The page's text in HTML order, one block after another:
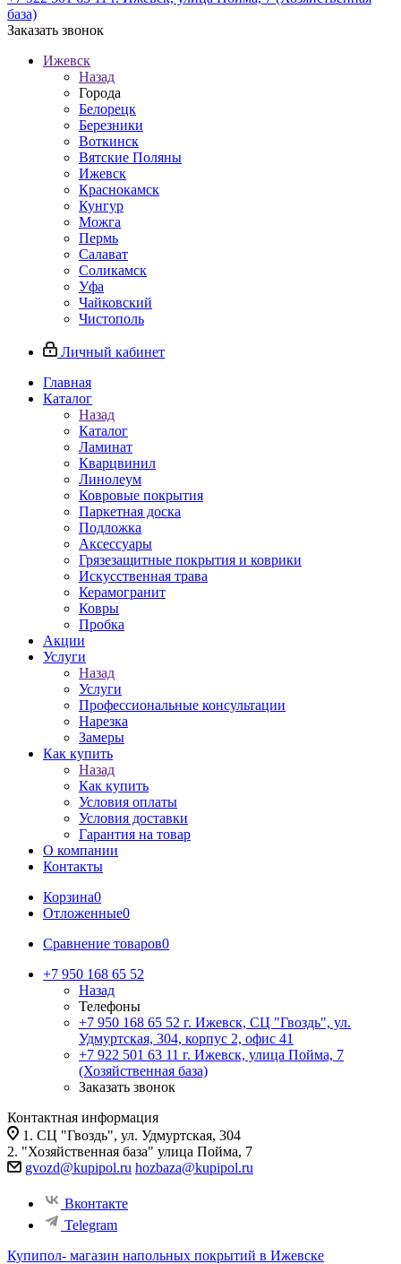
база)
Заказать звонок
Ижевск
Назад
Города
Белорецк
Березники
Воткинск
Вятские Поляны
Ижевск
Краснокамск
Кунгур
Можга
Пермь
Салават
Соликамск
Уфа
Чайковский
Чистополь
Личный кабинет
Главная
Каталог
Назад
Каталог
Ламинат
Кварцвинил
Линолеум
Ковровые покрытия
Паркетная доска
Подложка
Аксессуары
Грязезащитные покрытия и коврики
Искусственная трава
Керамогранит
Ковры
Пробка
Акции
Услуги
Назад
Услуги
Профессиональные консультации
Нарезка
Замеры
Как купить
Назад
Как купить
Условия оплаты
Условия доставки
Гарантия на товар
О компании
Контакты
Корзина0
Отложенные0
Сравнение товаров0
+7 950 168 65 52
Назад
Телефоны
+7 950 168 65 52 г. Ижевск, СЦ "Гвоздь", ул.
Удмуртская, 304, корпус 2, офис 41
+7 922 501 63 11 г. Ижевск, улица Пойма, 7
(Хозяйственная база)
Заказать звонок
Контактная информация
1. СЦ "Гвоздь", ул. Удмуртская, 304
2. "Хозяйственная база" улица Пойма, 7
gvozd@kupipol.ru hozbaza@kupipol.ru
Вконтакте
Telegram
Купипол- магазин напольных покрытий в Ижевске